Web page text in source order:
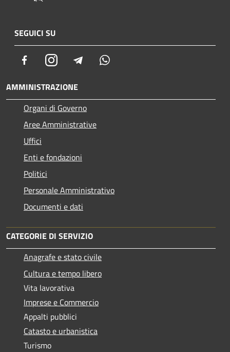
SEGUICI SU
FacebookInstagram Telegram
AMMINISTRAZIONE
Organi di Governo
Aree Amministrative
Uffici
Enti e fondazioni
Politici
Personale Amministrativo
Documenti e dati
CATEGORIE DI SERVIZIO
Anagrafe e stato civile
Cultura e tempo libero
Vita lavorativa
Imprese e Commercio
Appalti pubblici
Catasto e urbanistica
Turismo